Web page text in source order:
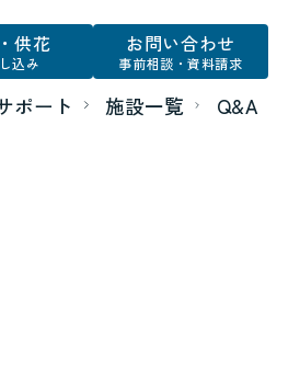
供花
込み
お問い合わせ
事前相談・資料請求
ポート 施設一覧 Q&A